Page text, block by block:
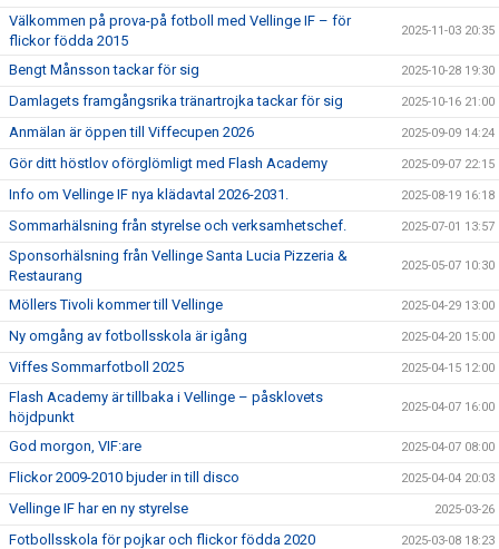
Välkommen på prova-på fotboll med Vellinge IF – för
flickor födda 2015
2025-11-03 20:35
Bengt Månsson tackar för sig 2025-10-28 19:30
Damlagets framgångsrika tränartrojka tackar för sig 2025-10-16 21:00
Anmälan är öppen till Viffecupen 2026 2025-09-09 14:24
Gör ditt höstlov oförglömligt med Flash Academy 2025-09-07 22:15
Info om Vellinge IF nya klädavtal 2026-2031. 2025-08-19 16:18
Sommarhälsning från styrelse och verksamhetschef. 2025-07-01 13:57
Sponsorhälsning från Vellinge Santa Lucia Pizzeria &
Restaurang
2025-05-07 10:30
Möllers Tivoli kommer till Vellinge 2025-04-29 13:00
Ny omgång av fotbollsskola är igång 2025-04-20 15:00
Viffes Sommarfotboll 2025 2025-04-15 12:00
Flash Academy är tillbaka i Vellinge – påsklovets
höjdpunkt
2025-04-07 16:00
God morgon, VIF:are 2025-04-07 08:00
Flickor 2009-2010 bjuder in till disco 2025-04-04 20:03
Vellinge IF har en ny styrelse 2025-03-26
Fotbollsskola för pojkar och flickor födda 2020 2025-03-08 18:23